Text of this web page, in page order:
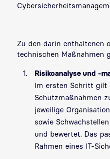
Zu den darin enthaltenen
technischen Maßnahmen
Risikoanalyse und -
Im ersten Schritt gilt
Schutzmaßnahmen
jeweilige
sowie
und bewertet. Das
Rahmen eines IT-